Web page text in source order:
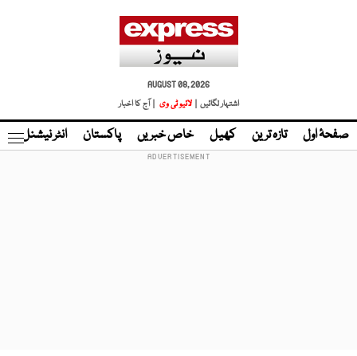
AUGUST 08, 2026
اشتہار لگائیں |
لائیو ٹی وی | آج کا اخبار
صفحۂ اول تازہ ترین کھیل خاص خبریں پاکستان انٹر نیشنل